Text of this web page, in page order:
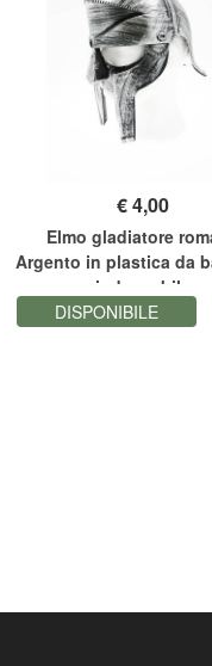
€4,00
Elmo gladiatore
Argento in plastica da
indossabile
DISPONIBILE